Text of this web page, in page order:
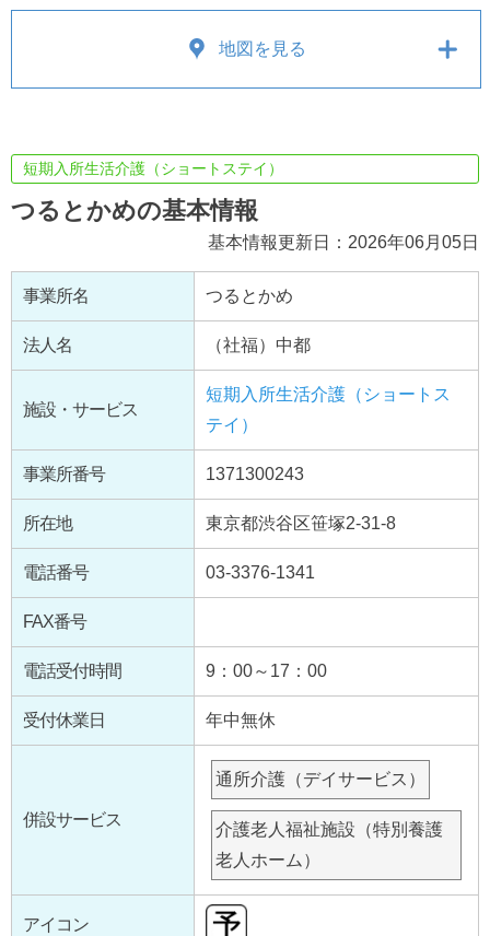
地図を見る
短期入所生活介護（ショートステイ）
つるとかめの基本情報
基本情報更新日：2026年06月05日
事業所名 つるとかめ
法人名 （社福）中都
施設・サービス
短期入所生活介護（ショートス
テイ）
事業所番号 1371300243
所在地 東京都渋谷区笹塚2-31-8
電話番号 03-3376-1341
FAX番号
電話受付時間 9：00～17：00
受付休業日 年中無休
併設サービス
通所介護（デイサービス）
介護老人福祉施設（特別養護
老人ホーム）
アイコン